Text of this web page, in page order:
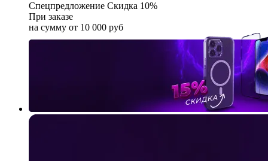
Спецпредложение Скидка 10%
При заказе
на сумму от 10 000 руб